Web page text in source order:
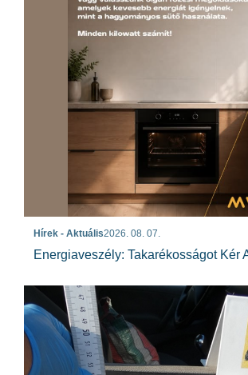
Hírek - Aktuális2026. 08. 07.
Energiaveszély: Takarékosságot Kér